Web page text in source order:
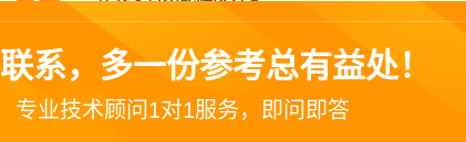
系统完美支持网银在线、支付宝、
Paypal等，让您不错过每一份订单。
系，多一份参考总有益处！
专业技术顾问1对1服务，即问即答